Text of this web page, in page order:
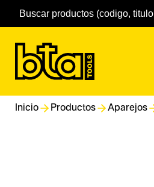
Inicio Productos Aparejos